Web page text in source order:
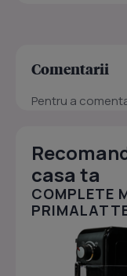
Comentarii
Pentru a
casa ta
COMPLETE